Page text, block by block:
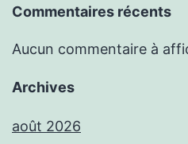
Commentaires récents
Aucun commentaire à
Archives
août 2026